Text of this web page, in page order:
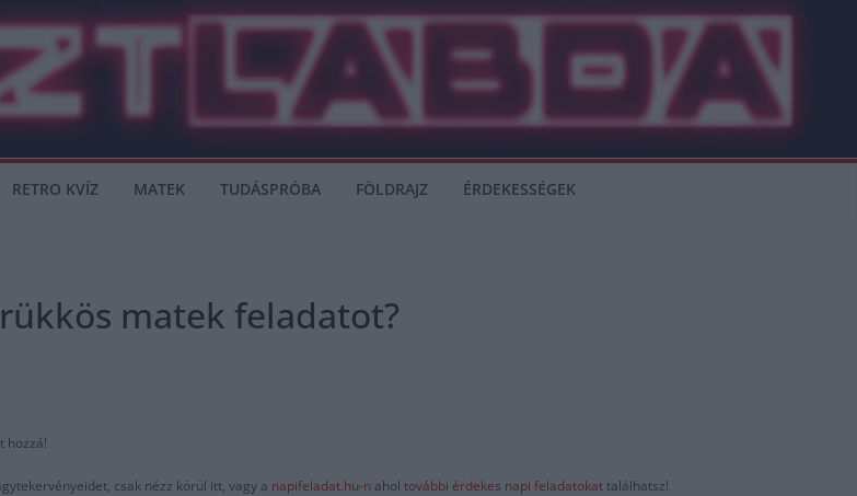
RETRO KVÍZ MATEK TUDÁSPRÓBA FÖLDRAJZ ÉRDEKESSÉGEK
matek feladatot?
hozzá!
csak nézz körül itt, vagy a napifeladat.hu-n ahol további érdekes napi feladatokattalálhatsz!